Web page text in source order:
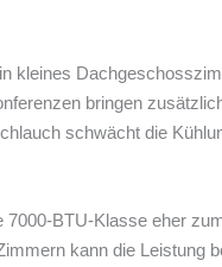
kleines
bringen
schwächt die
7000-BTU-Klasse eher
kann die Leistung